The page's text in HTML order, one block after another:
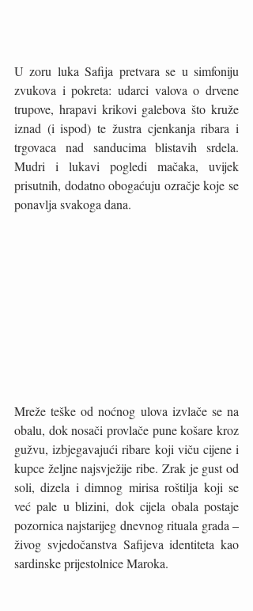
U zoru luka Safija pretvara se u simfoniju
zvukova i pokreta: udarci valova o drvene
trupove, hrapavi krikovi galebova što kruže
iznad (i ispod) te žustra cjenkanja ribara i
trgovaca nad sanducima blistavih srdela.
Mudri i lukavi pogledi mačaka, uvijek
prisutnih, dodatno obogaćuju ozračje koje se
ponavlja svakoga dana.
Mreže teške od noćnog ulova izvlače se na
obalu, dok nosači provlače pune košare kroz
gužvu, izbjegavajući ribare koji viču cijene i
kupce željne najsvježije ribe. Zrak je gust od
soli, dizela i dimnog mirisa roštilja koji se
već pale u blizini, dok cijela obala postaje
pozornica najstarijeg dnevnog rituala grada –
živog svjedočanstva Safijeva identiteta kao
sardinske prijestolnice Maroka.